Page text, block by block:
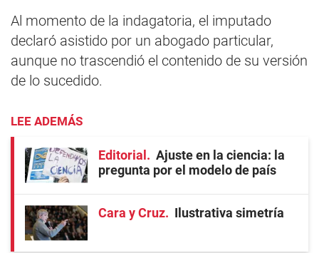
Al momento de la indagatoria, el imputado
declaró asistido por un abogado particular,
aunque no trascendió el contenido de su versión
de lo sucedido.
LEE ADEMÁS
Editorial
Ajuste en la ciencia: la
pregunta por el modelo de país
Cara y Cruz Ilustrativa simetría